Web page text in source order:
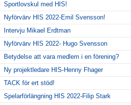
Sportlovskul med HIS!
Nyförvärv HIS 2022-Emil Svensson!
Intervju Mikael Erdtman
Nyförvärv HIS 2022- Hugo Svensson
Betydelse att vara medlem i en förening?
Ny projektledare HIS-Henny Fhager
TACK för ert stöd!
Spelarförlängning HIS 2022-Filip Stark